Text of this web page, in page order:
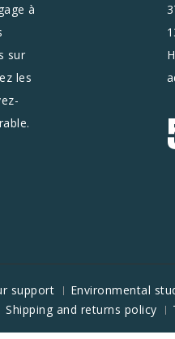
à
sur
les
support Environmental
Shipping and returns policy